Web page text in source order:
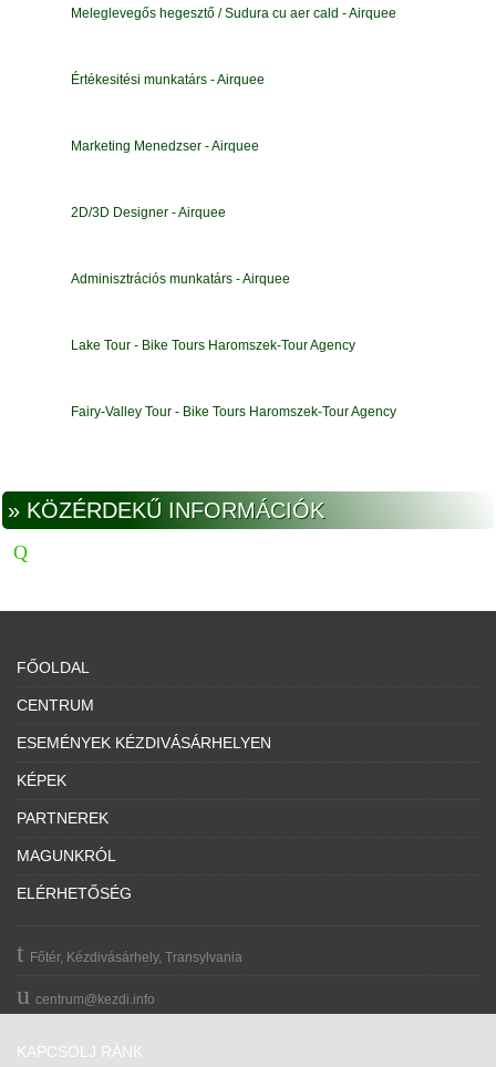
Meleglevegős hegesztő / Sudura cu aer cald - Airquee
Értékesitési munkatárs - Airquee
Marketing Menedzser - Airquee
2D/3D Designer - Airquee
Adminisztrációs munkatárs - Airquee
Lake Tour - Bike Tours Haromszek-Tour Agency
Fairy-Valley Tour - Bike Tours Haromszek-Tour Agency
» KÖZÉRDEKŰ INFORMÁCIÓK
FŐOLDAL
CENTRUM
ESEMÉNYEK KÉZDIVÁSÁRHELYEN
KÉPEK
PARTNEREK
MAGUNKRÓL
ELÉRHETŐSÉG
Főtér, Kézdivásárhely, Transylvania
centrum@kezdi.info
KAPCSOLJ RÁNK